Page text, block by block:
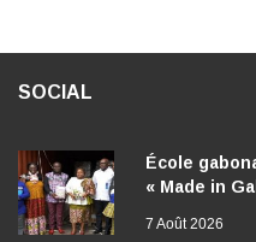
SOCIAL
École
« Made in
7 Août 2026